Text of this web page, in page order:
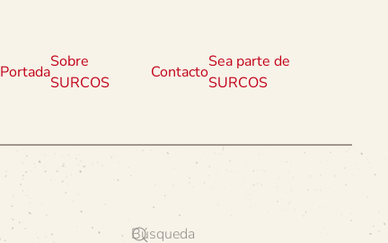
Portada
Sobre
SURCOS
Contacto
Sea parte de
SURCOS